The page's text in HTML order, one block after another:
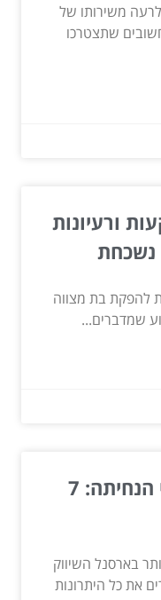
משירותו של
שתצטרכו
ורעיונות
נשכחת
להפקת בת מצווה
שמדברים...
הסודות שמאחורי עמודי הנחיתה: 7
בארסנל השיווק
את כל היתרונות